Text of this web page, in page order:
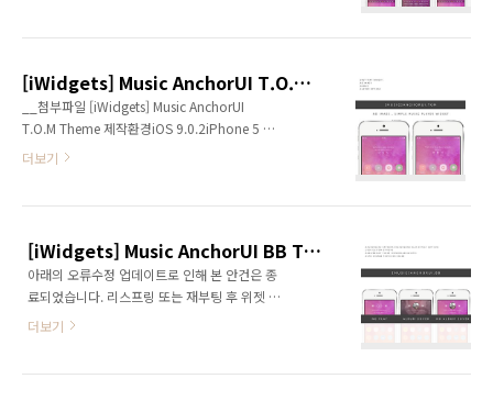
아트배경사용 = 해당 옵션 체크시 블러효과의 앨
은 지원하지 않습니다.)지역코드 한글 지원위젯
터치 시 어플실행테마 전체 한글 및 영문 지원베
타에서는 우측 상단의 메뉴버튼이 새로고침기능
을 합니다.추가 : 본 위젯은 Config.js 문서를 이
압축파일의 압축해제를 위해
[iWidgets] Music AnchorUI T.O.M Theme
__첨부파일 [iWidgets] Music AnchorUI
T.O.M Theme 제작환경iOS 9.0.2iPhone 5 필
수트윅iWidgets (무료)InfoStats 2 (무료)설치
InfoStats 2 설치에 대한 문의는 답변드릴 수 없
습니다.테마 변경 문의하시는 분들이 계신데, 그
런 분들은 그냥 다른 테마 사용해주세요. 부탁드
립니다. (_ _) 테마옵션 (=사용자가 지정할 수 있
시 실행될 음악 어플 선택(지니, 멜론, 아이폰,아
더보기
[iWidgets] Music AnchorUI BB Theme - 종료
아래의 오류수정 업데이트로 인해 본 안건은 종
료되었습니다. 리스프링 또는 재부팅 후 위젯 스
크립트 에러(위젯이 작동하지 않음으로 홈 화면
더보기